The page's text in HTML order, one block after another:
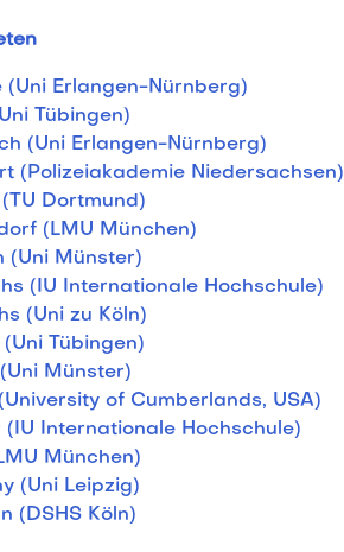
(Uni Erlangen-Nürnberg)
Tübingen)
(Uni Erlangen-Nürnberg)
(Polizeiakademie Niedersachsen)
Dortmund)
(LMU München)
(Uni Münster)
(IU Internationale Hochschule)
(Uni zu Köln)
Tübingen)
Münster)
of Cumberlands, USA)
(IU Internationale Hochschule)
München)
(Uni Leipzig)
(DSHS Köln)